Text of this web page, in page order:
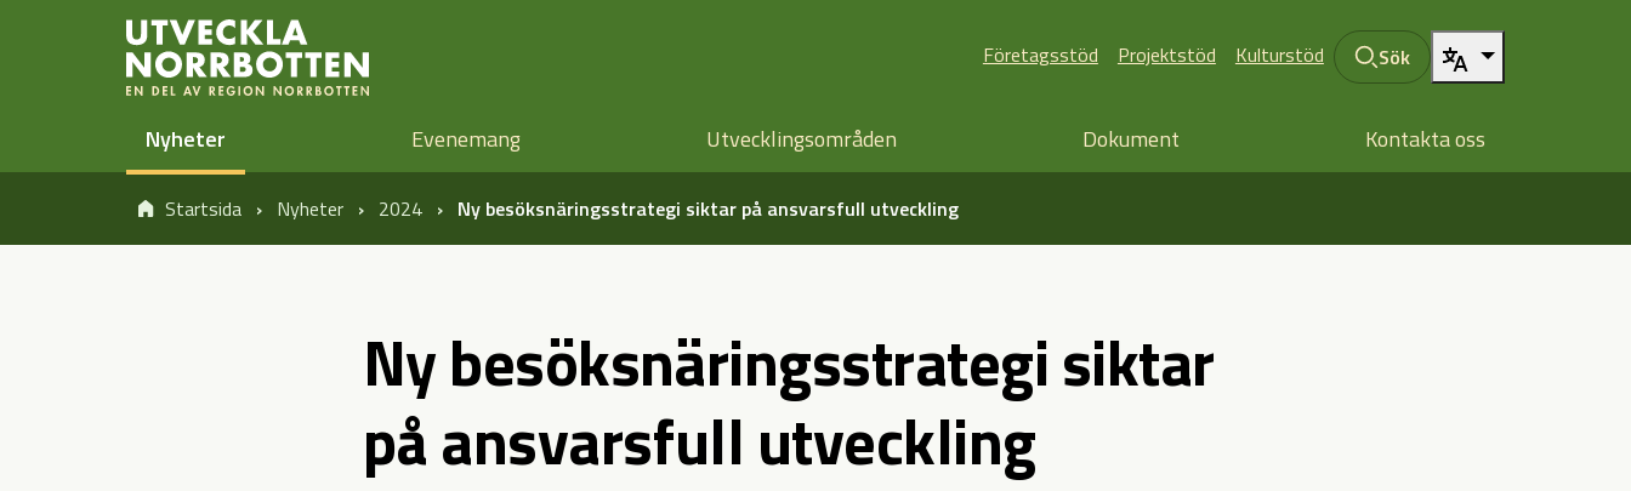
Öppna sidans huvudnavigering
Hoppa till sidans innehåll
Företagsstöd Projektstöd Kulturstöd Sök
Nyheter Evenemang Utvecklingsområden Dokument Kontakta oss
Startsida Nyheter 2024 Ny besöksnäringsstrategi siktar på ansvarsfull utveckling
Ny besöksnäringsstrategi siktar
på ansvarsfull utveckling